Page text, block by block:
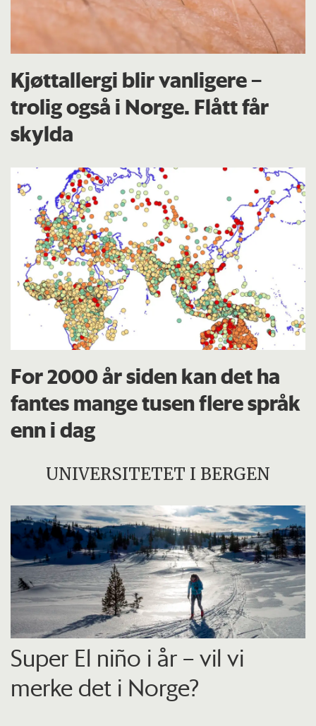
Kjøttallergi blir vanligere –
trolig også i Norge. Flått får
skylda
For 2000 år siden kan det ha
fantes mange tusen flere språk
enn i dag
UNIVERSITETET I BERGEN
Super El niño i år – vil vi
merke det i Norge?